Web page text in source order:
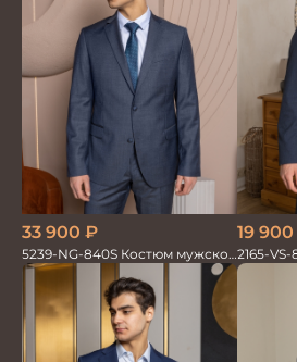
33 900 ₽
5239-NG-840S Костюм мужской
двойка
19 900
2165-
двойка